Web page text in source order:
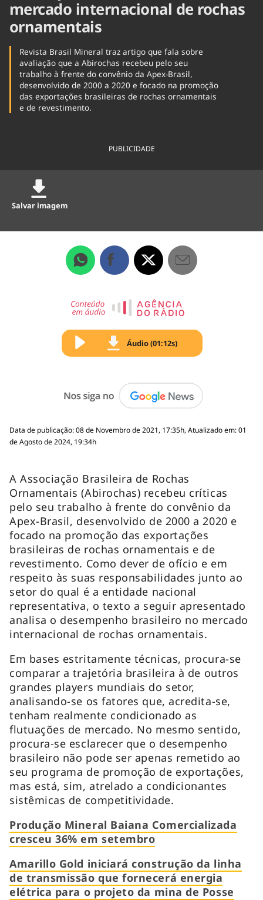
mercado internacional de rochas
ornamentais
Revista Brasil Mineral traz artigo que fala sobre
avaliação que a Abirochas recebeu pelo seu
trabalho à frente do convênio da Apex-Brasil,
desenvolvido de 2000 a 2020 e focado na promoção
das exportações brasileiras de rochas ornamentais
e de revestimento.
PUBLICIDADE
Salvar imagem
Áudio (01:12s)
Data de publicação: 08 de Novembro de 2021, 17:35h, Atualizado em: 01
de Agosto de 2024, 19:34h
A Associação Brasileira de Rochas
Ornamentais (Abirochas) recebeu críticas
pelo seu trabalho à frente do convênio da
Apex-Brasil, desenvolvido de 2000 a 2020 e
focado na promoção das exportações
brasileiras de rochas ornamentais e de
revestimento. Como dever de ofício e em
respeito às suas responsabilidades junto ao
setor do qual é a entidade nacional
representativa, o texto a seguir apresentado
analisa o desempenho brasileiro no mercado
internacional de rochas ornamentais.
Em bases estritamente técnicas, procura-se
comparar a trajetória brasileira à de outros
grandes players mundiais do setor,
analisando-se os fatores que, acredita-se,
tenham realmente condicionado as
flutuações de mercado. No mesmo sentido,
procura-se esclarecer que o desempenho
brasileiro não pode ser apenas remetido ao
seu programa de promoção de exportações,
mas está, sim, atrelado a condicionantes
sistêmicas de competitividade.
Produção Mineral Baiana Comercializada
cresceu 36% em setembro
Amarillo Gold iniciará construção da linha
de transmissão que fornecerá energia
elétrica para o projeto da mina de Posse